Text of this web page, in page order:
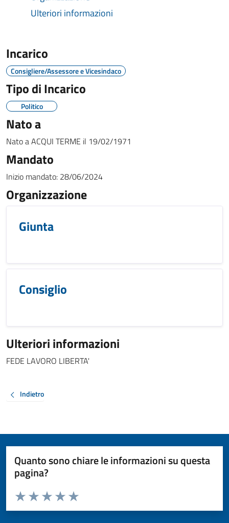
Ulteriori informazioni
Incarico
Consigliere/Assessore e Vicesindaco
Tipo di Incarico
Politico
Nato a
Nato aACQUI TERME il 19/02/1971
Mandato
Inizio mandato: 28/06/2024
Organizzazione
Giunta
Consiglio
Ulteriori informazioni
FEDE LAVORO LIBERTA'
Indietro
Quanto sono chiare le informazioni su questa
pagina?
Valuta da 1 a 5 stelle la pagina
Valuta 5 stelle su 5
Valuta 4 stelle su 5
Valuta 3 stelle su 5
Valuta 2 stelle su 5
Valuta 1 stelle su 5